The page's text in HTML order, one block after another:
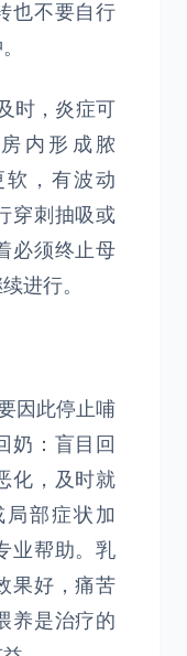
也不要自行
时，炎症可
内形成脓
，有波动
穿刺抽吸或
必须终止母
进行。
因此停止哺
奶：盲目回
化，及时就
部症状加
业帮助。乳
果好，痛苦
养是治疗的